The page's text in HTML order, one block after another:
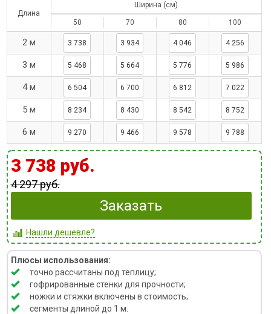
Длина
Ширина (см)
50 70 80 100
2 м 3 738 3 934 4 046 4 256
3 м 5 468 5 664 5 776 5 986
4 м 6 504 6 700 6 812 7 022
5 м 8 234 8 430 8 542 8 752
6 м 9 270 9 466 9 578 9 788
3 738 руб.
4 297 руб.
Заказать
Нашли дешевле?
Плюсы использования:
точно рассчитаны под теплицу;
гофрированные стенки для прочности;
ножки и стяжки включены в стоимость;
сегменты длиной до 1 м